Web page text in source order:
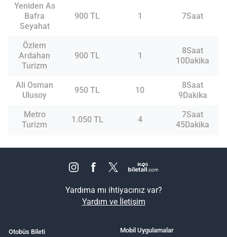
Yeniden As
Bafra
Seyahat
900 TL 1 7Saat
Özlem
Ardahan
Turizm
900 TL 1
8Saat
10Dakika
Ali Osman
Ulusoy
950 TL 10
8Saat
9Dakika
Metro
Turizm
1.050 TL 4
7Saat
45Dakika
Yardıma mı ihtiyacınız var?
Yardım ve İletişim
Otobüs Bileti
Mobil Uygulamalar